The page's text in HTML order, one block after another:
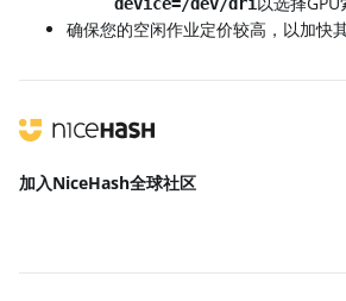
device=/dev/dri
确保您的空闲作业定价较高，以加快
加入NiceHash全球社区